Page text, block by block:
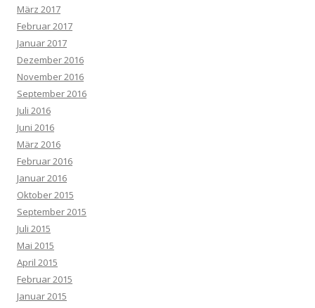
März 2017
Februar 2017
Januar 2017
Dezember 2016
November 2016
September 2016
Juli 2016
Juni 2016
März 2016
Februar 2016
Januar 2016
Oktober 2015
September 2015
Juli 2015
Mai 2015
April 2015
Februar 2015
Januar 2015